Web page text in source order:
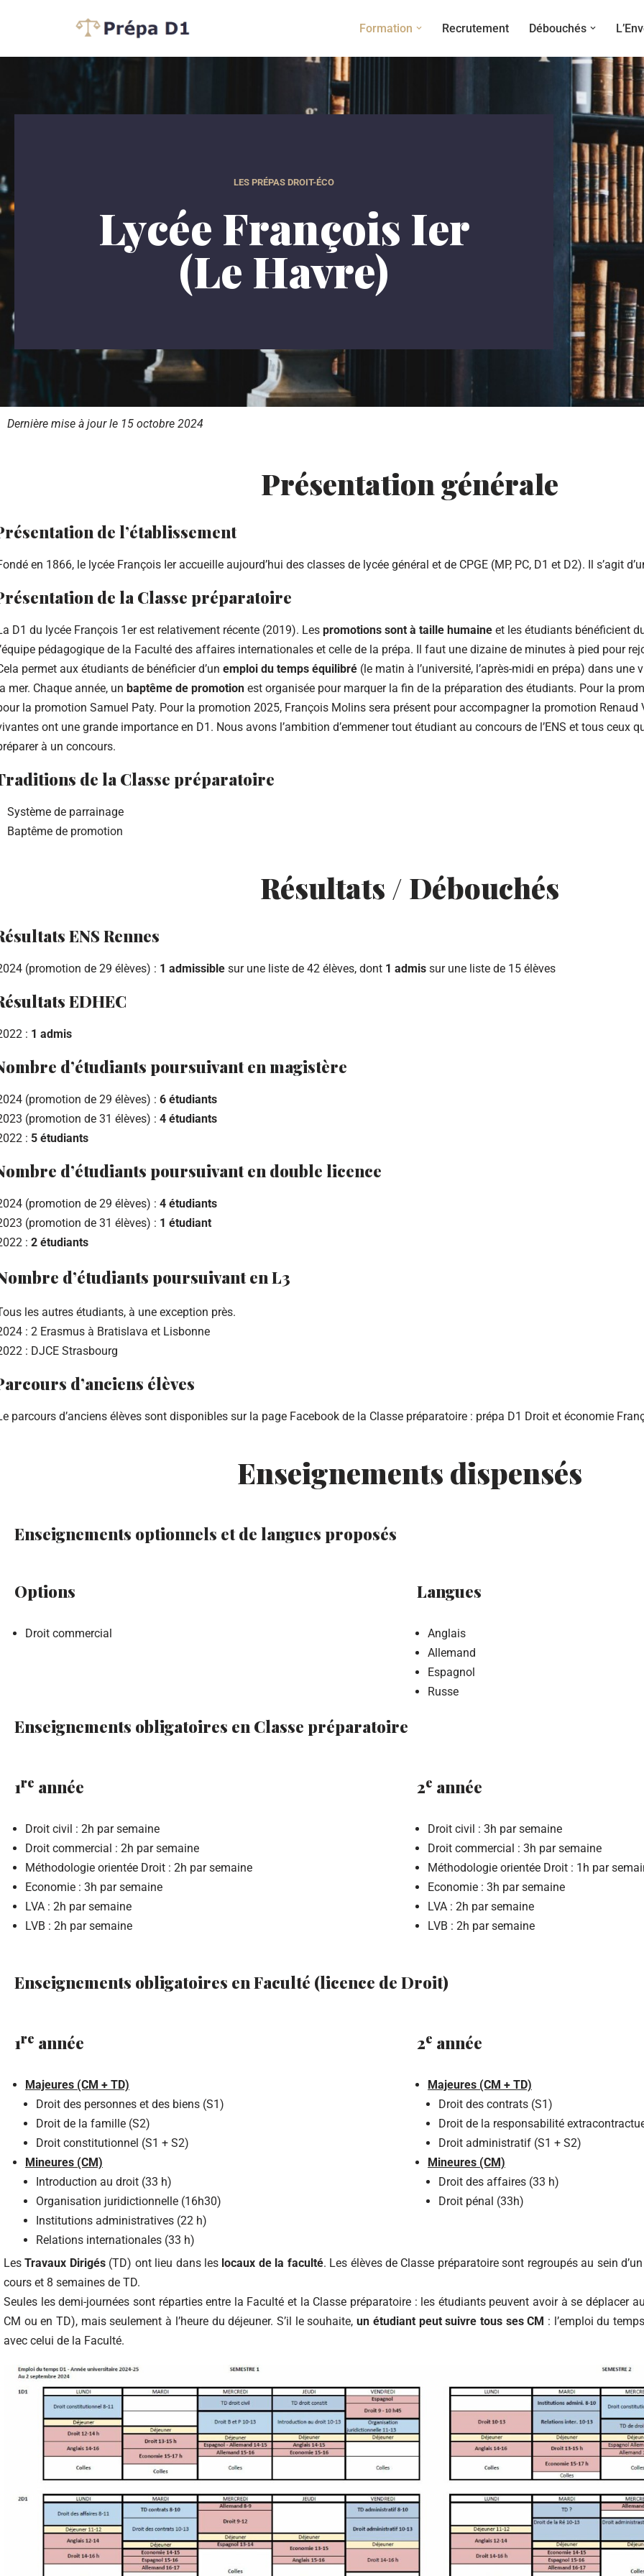
au
Formation Recrutement Débouchés
LES PRÉPAS DROIT-ÉCO
Lycée François Ier
(Le Havre)
Dernière mise à jour le 15 octobre 2024
Présentation générale
de l’établissement
en 1866, le lycée François Ier accueille aujourd’hui des classes de lycée général et de CPGE (MP, PC, D1 et D2). Il s’agit
de la Classe préparatoire
D1 du lycée François 1er est relativement récente (2019). Les promotions sont à taille humaine et les étudiants bénéficient
pédagogique de la Faculté des affaires internationales et celle de la prépa. Il faut une dizaine de minutes à pied pour
permet aux étudiants de bénéficier d’un emploi du temps équilibré (le matin à l’université, l’après-midi en prépa) dans une
mer. Chaque année, un baptême de promotion est organisée pour marquer la fin de la préparation des étudiants. Pour la
la promotion Samuel Paty. Pour la promotion 2025, François Molins sera présent pour accompagner la promotion Renaud
ont une grande importance en D1. Nous avons l’ambition d’emmener tout étudiant au concours de l’ENS et tous ceux
à un concours.
de la Classe préparatoire
Système de parrainage
Baptême de promotion
Résultats / Débouchés
ENS Rennes
(promotion de 29 élèves) : 1 admissible sur une liste de 42 élèves, dont 1 admis sur une liste de 15 élèves
EDHEC
: 1 admis
d’étudiants poursuivant en magistère
(promotion de 29 élèves) : 6 étudiants
(promotion de 31 élèves) : 4 étudiants
: 5 étudiants
d’étudiants poursuivant en double licence
(promotion de 29 élèves) : 4 étudiants
(promotion de 31 élèves) : 1 étudiant
: 2 étudiants
d’étudiants poursuivant en L3
les autres étudiants, à une exception près.
: 2 Erasmus à Bratislava et Lisbonne
: DJCE Strasbourg
d’anciens élèves
parcours d’anciens élèves sont disponibles sur la page Facebook de la Classe préparatoire : prépa D1 Droit et économie
Enseignements dispensés
Enseignements optionnels et de langues proposés
Options
Droit commercial
Langues
Anglais
Allemand
Espagnol
Russe
Enseignements obligatoires en Classe préparatoire
1re année
Droit civil : 2h par semaine
Droit commercial : 2h par semaine
Méthodologie orientée Droit : 2h par semaine
Economie : 3h par semaine
LVA : 2h par semaine
LVB : 2h par semaine
2e année
Droit civil : 3h par semaine
Droit commercial : 3h par semaine
Méthodologie orientée Droit : 1h par
Economie : 3h par semaine
LVA : 2h par semaine
LVB : 2h par semaine
Enseignements obligatoires en Faculté (licence de Droit)
1re année
Majeures (CM + TD)
Droit des personnes et des biens (S1)
Droit de la famille (S2)
Droit constitutionnel (S1 + S2)
Mineures (CM)
Introduction au droit (33 h)
Organisation juridictionnelle (16h30)
Institutions administratives (22 h)
Relations internationales (33 h)
2e année
Majeures (CM + TD)
Droit des contrats (S1)
Droit de la responsabilité
Droit administratif (S1 + S2)
Mineures (CM)
Droit des affaires (33 h)
Droit pénal (33h)
LesTravaux Dirigés(TD) ont lieu dans les locaux de la faculté. Les élèves de Classe préparatoire sont regroupés au sein
cours et 8 semaines de TD.
Seules les demi-journées sont réparties entre la Faculté et la Classe préparatoire : les étudiants peuvent avoir à se déplacer
CM ou en TD), mais seulement à l’heure du déjeuner. S’il le souhaite,un étudiant peut suivre tous ses CM : l’emploi du
avec celui de la Faculté.